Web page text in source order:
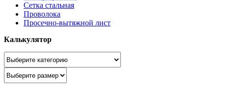
Сетка стальная
Проволока
Просечно-вытяжной лист
Калькулятор